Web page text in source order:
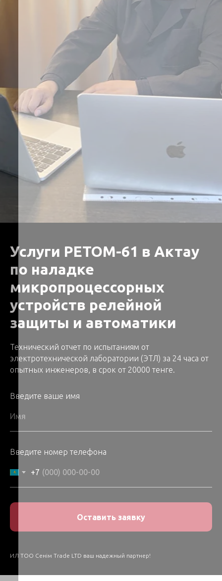
Услуги РЕТОМ-61 в Актау
по наладке
микропроцессорных
устройств релейной
защиты и автоматики
Технический отчет по испытаниям от
электротехнической лаборатории (ЭТЛ) за 24 часа от
опытных инженеров, в срок от 20000 тенге.
Введите ваше имя
Введите номер телефона
+7
Оставить заявку
ИЛ ТОО Сенім Trade LTD ваш надежный партнер!